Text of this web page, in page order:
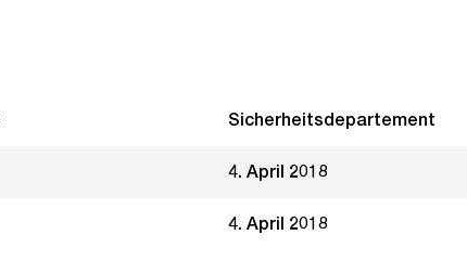
Sicherheitsdepartement
4. April 2018
4. April 2018